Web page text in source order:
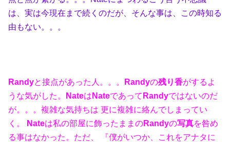
は、実は今現在まで続くのだが、そんな事は、この時知る
由もない。。。
Randyと接点があった人。。。 Randyの残り香がするよ
うな気がした。
Nateは Nateであって Randyではないのだ
が。。。複雑な気持ちは 更に複雑に絡んでしまってい
く。
Nateは私の部屋に飾ったままのRandyの写真を咎め
る事はなかった。ただ、 『僕がいつか、これをアナタに